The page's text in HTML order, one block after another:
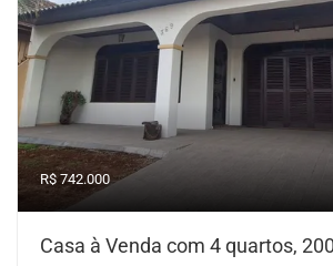
R$ 742.000
Casa à Venda com 4 quartos,